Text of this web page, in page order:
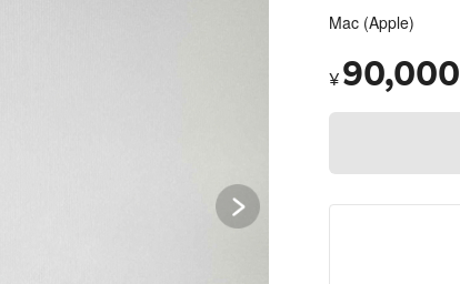
Mac (Apple)
¥ 90,000